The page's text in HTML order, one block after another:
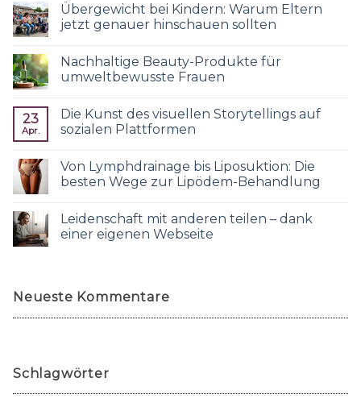
Übergewicht bei Kindern: Warum Eltern
jetzt genauer hinschauen sollten
Nachhaltige Beauty-Produkte für
umweltbewusste Frauen
23
Apr.
Die Kunst des visuellen Storytellings auf
sozialen Plattformen
Von Lymphdrainage bis Liposuktion: Die
besten Wege zur Lipödem-Behandlung
Leidenschaft mit anderen teilen – dank
einer eigenen Webseite
Neueste Kommentare
Schlagwörter